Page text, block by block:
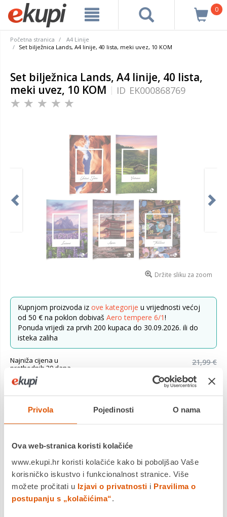
Privola Pojedinosti O nama
Ova web-stranica koristi kolačiće
www.ekupi.hr koristi kolačiće kako bi poboljšao Vaše
korisničko iskustvo i funkcionalnost stranice. Više
možete pročitati u Izjavi o privatnosti i Pravilima o
postupanju s „kolačićima“
0
Početna stranica
A4 Linije
Set bilježnica Lands, A4 linije, 40 lista, meki uvez, 10 KOM
Set bilježnica Lands, A4 linije, 40 lista,
meki uvez, 10 KOM
ID EK000868769
Držite sliku za zoom
Kupnjom proizvoda iz ove kategorije u vrijednosti većoj
od 50 € na poklon dobivaš Aero tempere 6/1!
Ponuda vrijedi za prvih 200 kupaca do 30.09.2026. ili do
isteka zaliha
Najniža cijena u
prethodnih 30 dana
21,99 €
Cijena 12,36 €
Set od 10 bilježnica, nasumični odabir, motivi se mogu
ponavljati u setu. Kvalitetna bilježnica s 40 listova glatkog
više
Platite gotovinom pri preuzimanju, Internet bankarstvom, karticama
jednokratno i na rate
Povrat robe moguć unutar 14 dana